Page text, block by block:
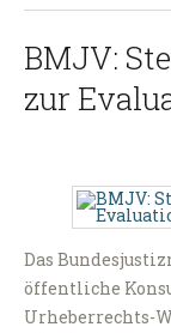
BMJV:
zur
Das
öffentliche
Urheberrechts-